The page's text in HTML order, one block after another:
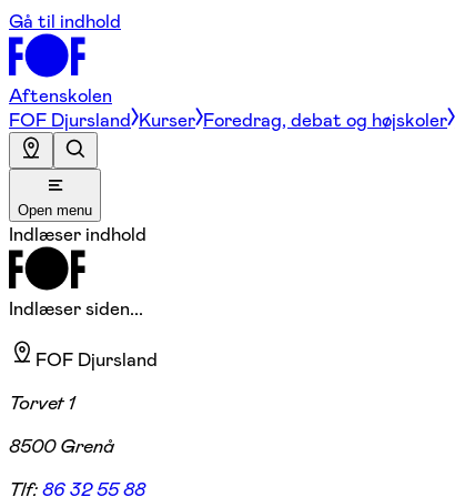
Gå til indhold
Aftenskolen
FOF Djursland Kurser Foredrag, debat og højskoler
Open menu
Indlæser indhold
Indlæser siden...
FOF Djursland
Torvet 1
8500 Grenå
Tlf:86 32 55 88